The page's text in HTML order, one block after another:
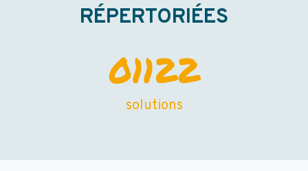
RÉPERTORIÉES
01122
solutions